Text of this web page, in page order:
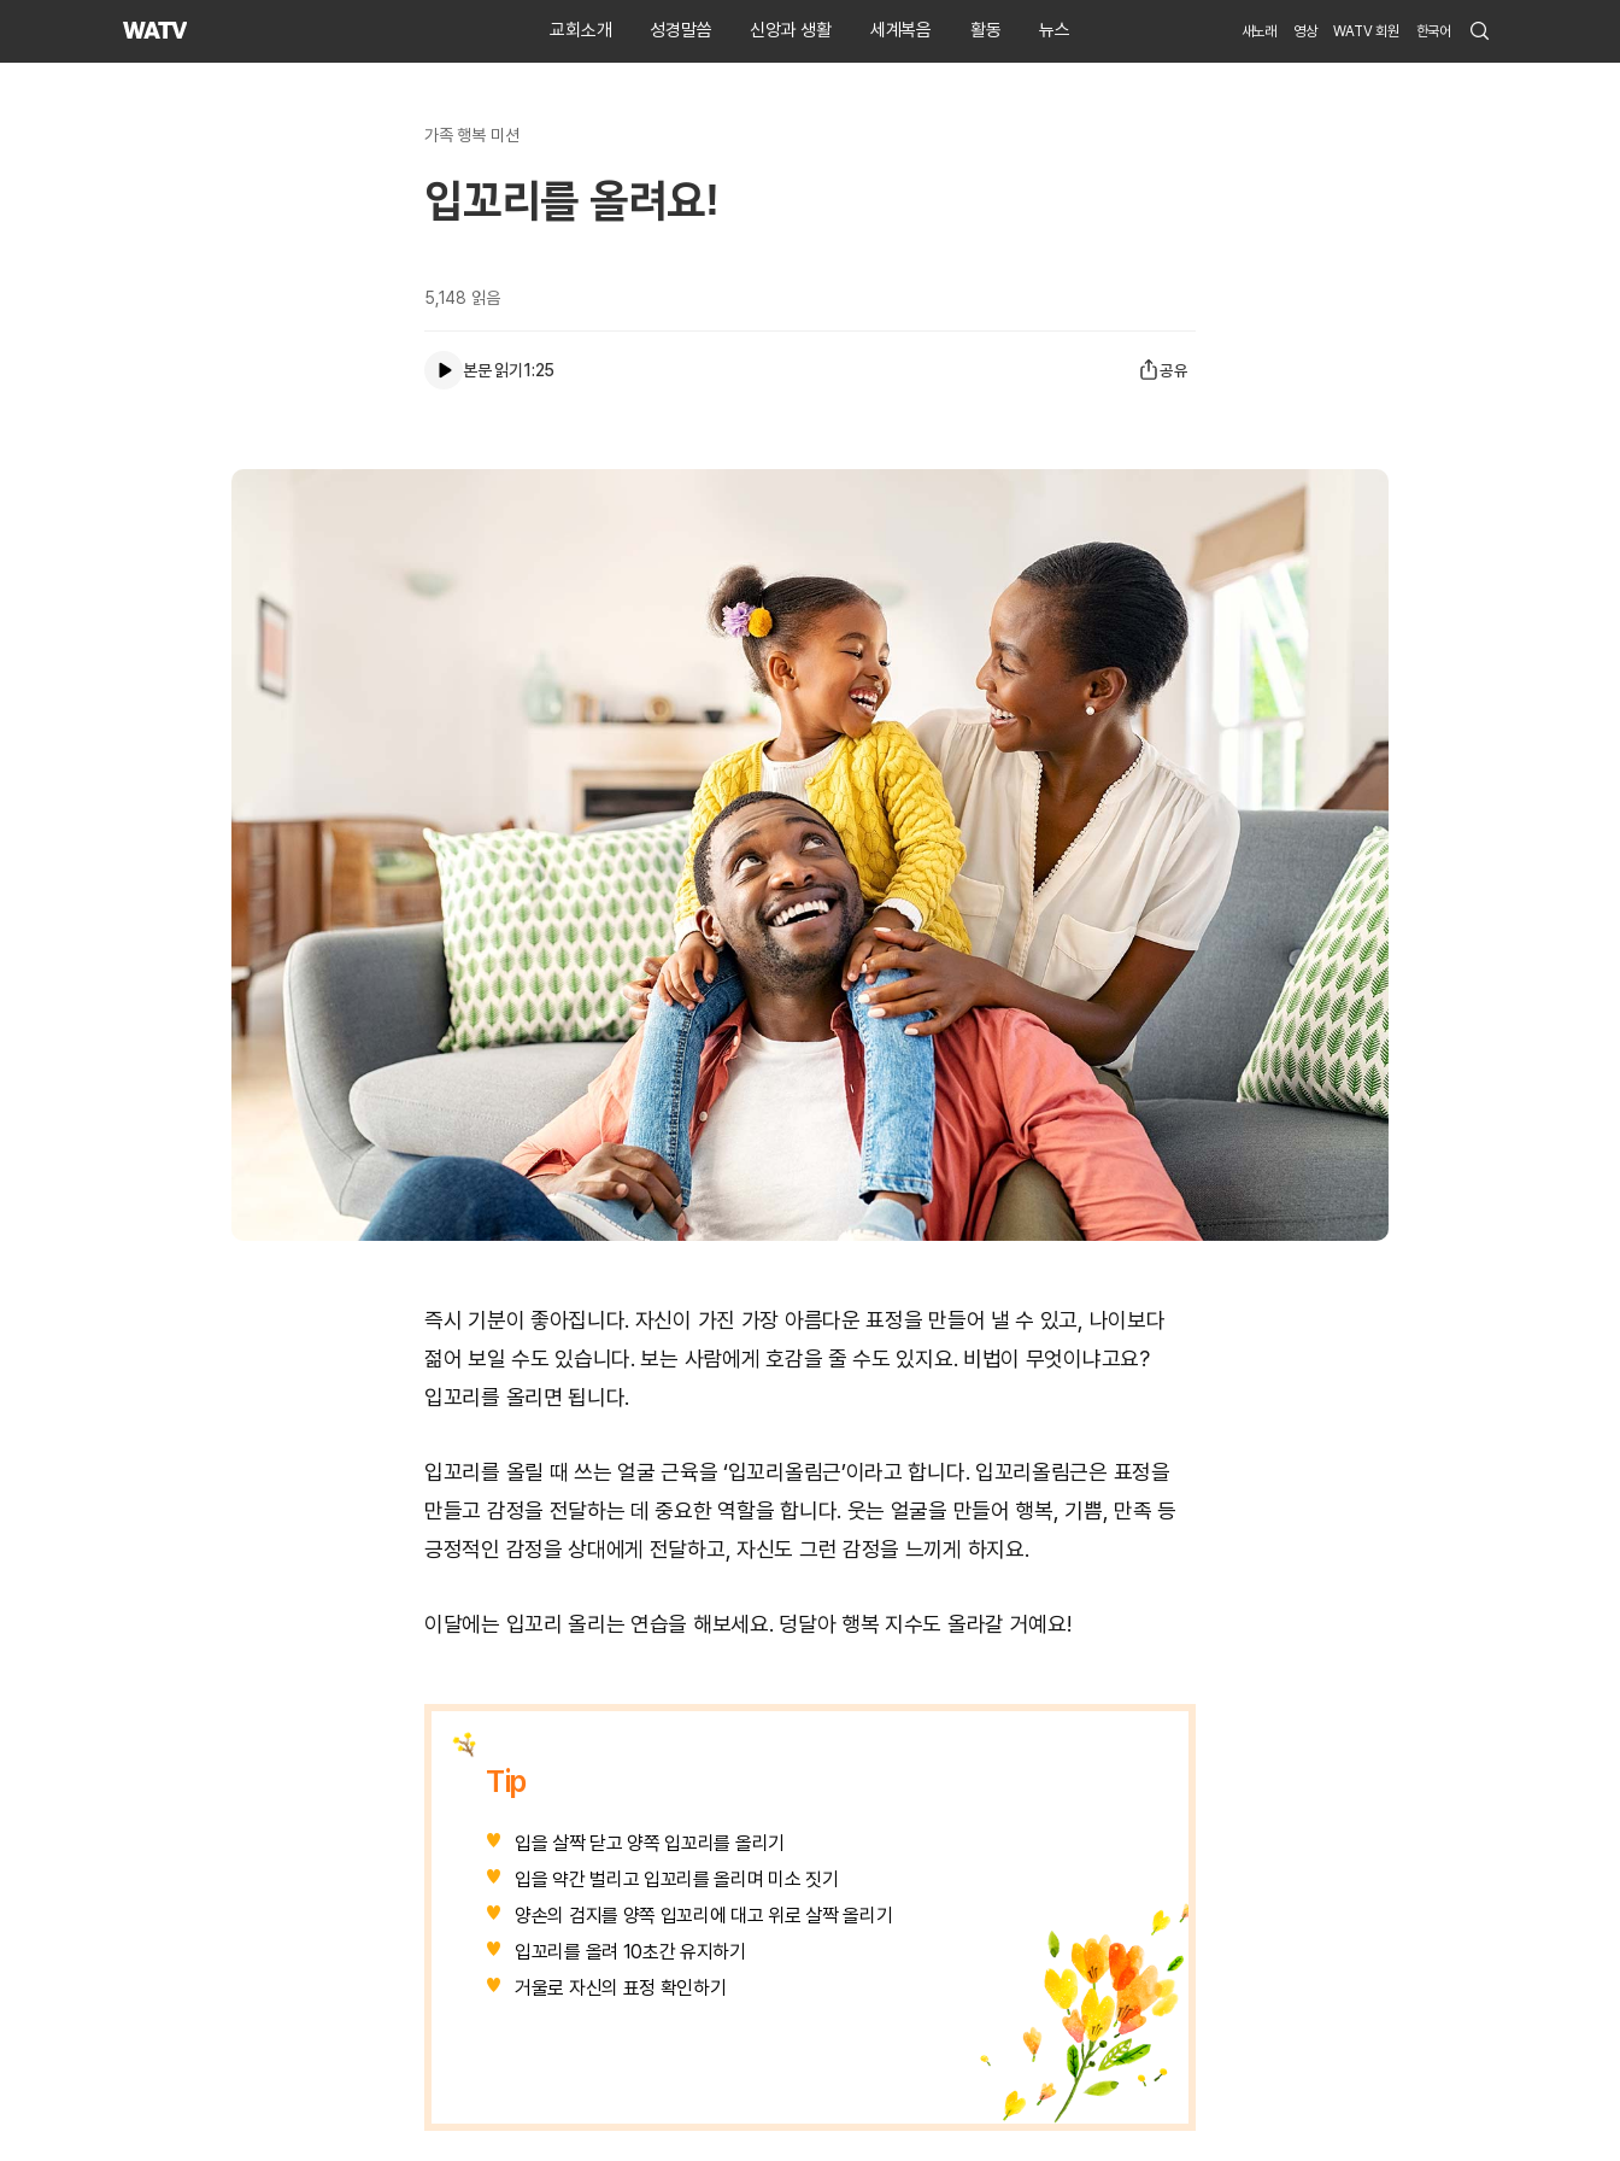
하나님의교회
교회소개 성경말씀 신앙과 생활 세계복음 활동 뉴스 새노래 영상 WATV 회원 한국어 Search
Submit
가족 행복 미션
입꼬리를 올려요!
5,148 읽음
본문 읽기1:25 공유
즉시 기분이 좋아집니다. 자신이 가진 가장 아름다운 표정을 만들어 낼 수 있고, 나이보다
젊어 보일 수도 있습니다. 보는 사람에게 호감을 줄 수도 있지요. 비법이 무엇이냐고요?
입꼬리를 올리면 됩니다.
입꼬리를 올릴 때 쓰는 얼굴 근육을 ‘입꼬리올림근’이라고 합니다. 입꼬리올림근은 표정을
만들고 감정을 전달하는 데 중요한 역할을 합니다. 웃는 얼굴을 만들어 행복, 기쁨, 만족 등
긍정적인 감정을 상대에게 전달하고, 자신도 그런 감정을 느끼게 하지요.
이달에는 입꼬리 올리는 연습을 해보세요. 덩달아 행복 지수도 올라갈 거예요!
Tip
입을 살짝 닫고 양쪽 입꼬리를 올리기
입을 약간 벌리고 입꼬리를 올리며 미소 짓기
양손의 검지를 양쪽 입꼬리에 대고 위로 살짝 올리기
입꼬리를 올려 10초간 유지하기
거울로 자신의 표정 확인하기